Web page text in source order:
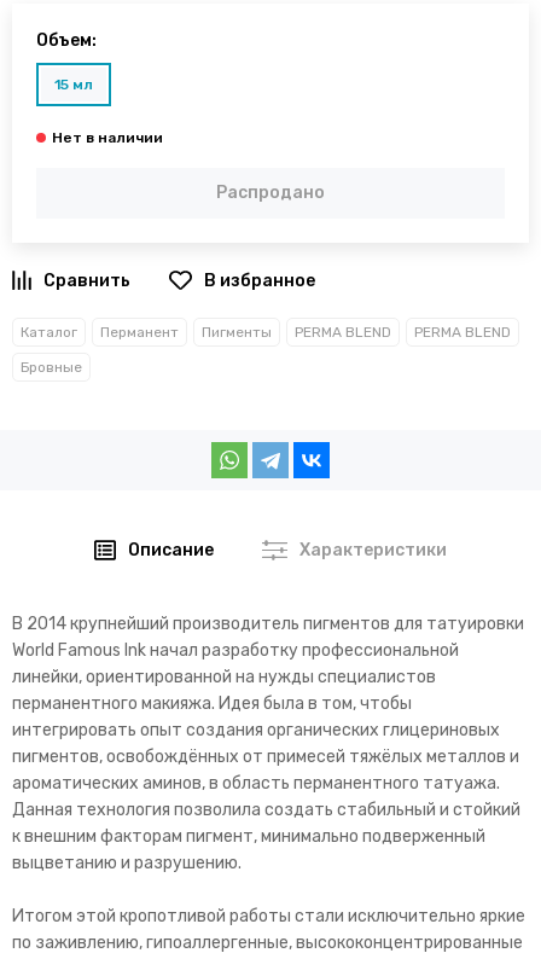
Объем:
15 мл
Распродано
В избранное
Каталог Перманент Пигменты PERMA BLEND PERMA BLEND
Бровные
Описание Характеристики
В 2014 крупнейший производитель пигментов для татуировки
World Famous Ink начал разработку профессиональной
линейки, ориентированной на нужды специалистов
перманентного макияжа. Идея была в том, чтобы
интегрировать опыт создания органических глицериновых
пигментов, освобождённых от примесей тяжёлых металлов и
ароматических аминов, в область перманентного татуажа.
Данная технология позволила создать стабильный и стойкий
к внешним факторам пигмент, минимально подверженный
выцветанию и разрушению.
Итогом этой кропотливой работы стали исключительно яркие
по заживлению, гипоаллергенные, высококонцентрированные